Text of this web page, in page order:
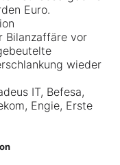
Euro.
Bilanzaffäre vor
wieder
IT, Befesa,
Engie, Erste